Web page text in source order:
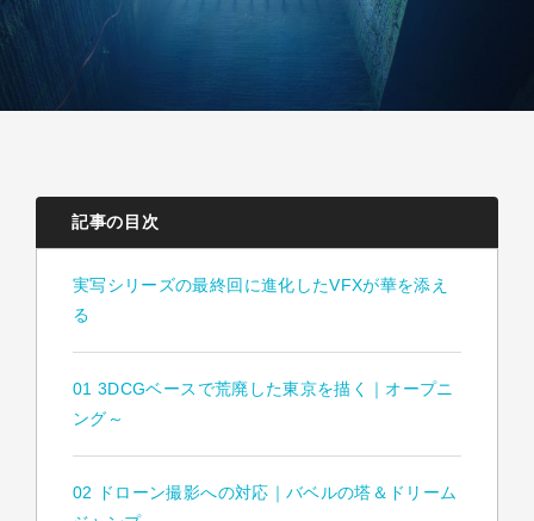
記事の目次
実写シリーズの最終回に進化したVFXが華を添え
る
01 3DCGベースで荒廃した東京を描く｜オープニ
ング～
02 ドローン撮影への対応｜バベルの塔＆ドリーム